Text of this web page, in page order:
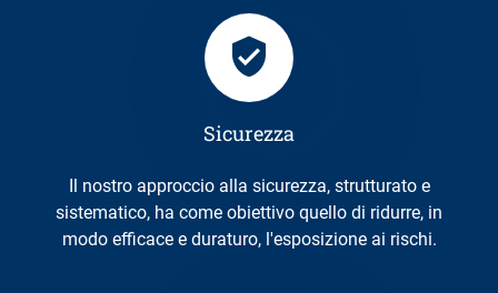
Sicurezza
Il nostro approccio alla sicurezza, strutturato e
sistematico, ha come obiettivo quello di ridurre, in
modo efficace e duraturo, l'esposizione ai rischi.